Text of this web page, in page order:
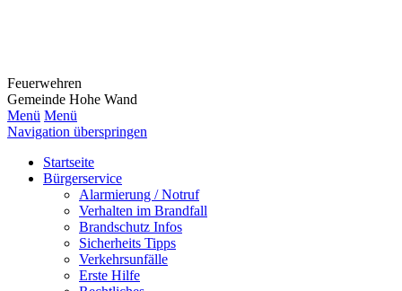
Feuerwehren
Gemeinde Hohe Wand
Menü Menü
Navigation überspringen
Startseite
Bürgerservice
Alarmierung / Notruf
Verhalten im Brandfall
Brandschutz Infos
Sicherheits Tipps
Verkehrsunfälle
Erste Hilfe